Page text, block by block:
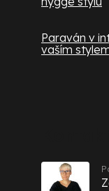
Paraván v
vaším